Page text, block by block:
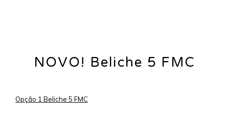
NOVO! Beliche 5 FMC
Opção 1 Beliche 5 FMC